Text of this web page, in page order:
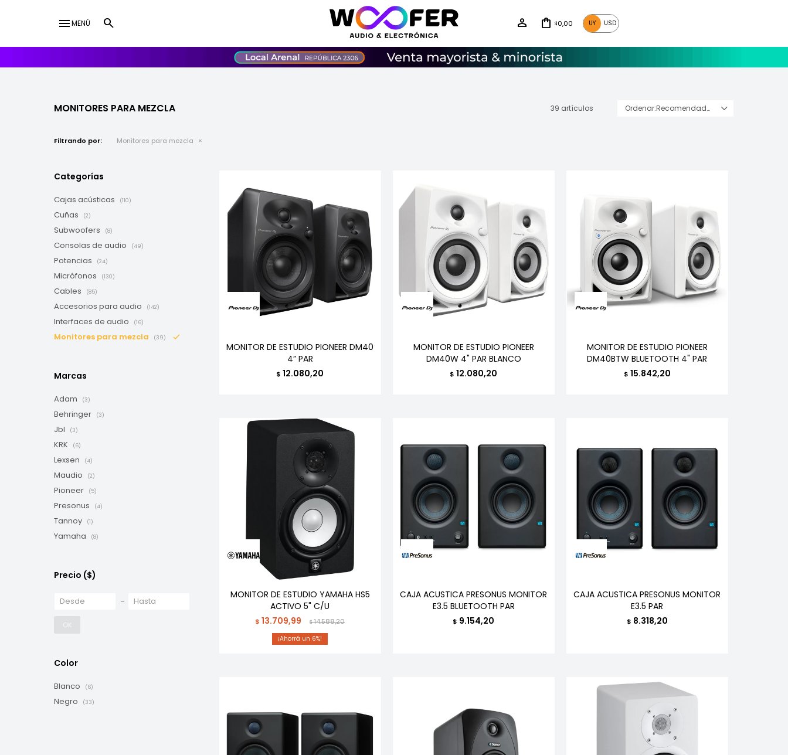
menuMENÚ $0,00 UY USD
MONITORES PARA MEZCLA 39 artículos Recomendados
Filtrando por: Monitores para mezcla
MONITOR DE ESTUDIO PIONEER DM40
4” PAR
$ 12.080,20
MONITOR DE ESTUDIO PIONEER
DM40W 4" PAR BLANCO
$ 12.080,20
MONITOR DE ESTUDIO PIONEER
DM40BTW BLUETOOTH 4" PAR
$ 15.842,20
MONITOR DE ESTUDIO YAMAHA HS5
ACTIVO 5" C/U
$ 13.709,99 $14.588,20
6
CAJA ACUSTICA PRESONUS MONITOR
E3.5 BLUETOOTH PAR
$ 9.154,20
CAJA ACUSTICA PRESONUS MONITOR
E3.5 PAR
$ 8.318,20
Categorías
Cajas acústicas (110)
Cuñas (2)
Subwoofers (8)
Consolas de audio (49)
Potencias (24)
Micrófonos (130)
Cables (85)
Accesorios para audio (142)
Interfaces de audio (16)
Monitores para mezcla (39)
Marcas
Adam (3)
Behringer (3)
Jbl (3)
KRK (6)
Lexsen (4)
Maudio (2)
Pioneer (5)
Presonus (4)
Tannoy (1)
Yamaha (8)
Precio ($)
OK
Color
Blanco (6)
Negro (33)